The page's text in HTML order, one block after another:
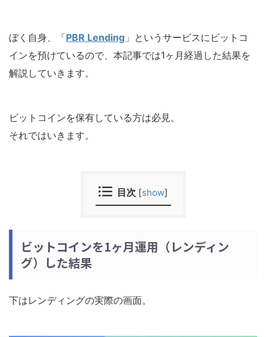
ぼく自身、「PBR Lending 」というサービスにビットコ
インを預けているので、本記事では1ヶ月経過した結果を
解説していきます。
ビットコインを保有している方は必見。
それではいきます。
目次 [show]
ビットコインを1ヶ月運用（レンディン
グ）した結果
下はレンディングの実際の画面。